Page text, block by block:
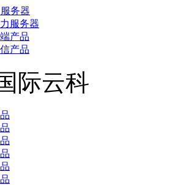
务器
服务器
产品
产品
际云科